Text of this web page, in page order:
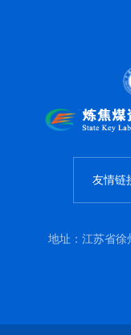
友情链
地址：江苏省徐